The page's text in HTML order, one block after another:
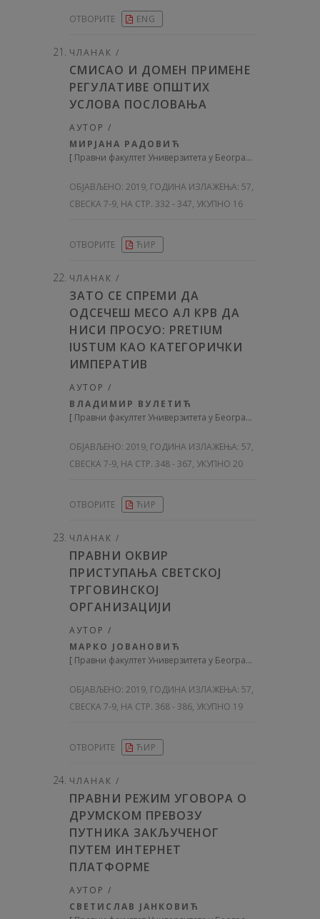
ОТВОРИТЕ ENG
ЧЛАНАК /
СМИСАО И ДОМЕН ПРИМЕНЕ
РЕГУЛАТИВЕ ОПШТИХ
УСЛОВА ПОСЛОВАЊА
АУТОР /
МИРЈАНА РАДОВИЋ
[ Правни факултет Универзитета у Београду
ОБЈАВЉЕНО: 2019, ГОДИНА ИЗЛАЖЕЊА: 57,
СВЕСКА 7-9, НА СТР. 332 - 347, УКУПНО 16
ОТВОРИТЕ ЋИР
ЧЛАНАК /
ЗАТО СЕ СПРЕМИ ДА
ОДСЕЧЕШ МЕСО АЛ КРВ ДА
НИСИ ПРОСУО: PRETIUM
IUSTUM КАО КАТЕГОРИЧКИ
ИМПЕРАТИВ
АУТОР /
ВЛАДИМИР ВУЛЕТИЋ
[ Правни факултет Универзитета у Београду
ОБЈАВЉЕНО: 2019, ГОДИНА ИЗЛАЖЕЊА: 57,
СВЕСКА 7-9, НА СТР. 348 - 367, УКУПНО 20
ОТВОРИТЕ ЋИР
ЧЛАНАК /
ПРАВНИ ОКВИР
ПРИСТУПАЊА СВЕТСКОЈ
ТРГОВИНСКОЈ
ОРГАНИЗАЦИЈИ
АУТОР /
МАРКО ЈОВАНОВИЋ
[ Правни факултет Универзитета у Београду
ОБЈАВЉЕНО: 2019, ГОДИНА ИЗЛАЖЕЊА: 57,
СВЕСКА 7-9, НА СТР. 368 - 386, УКУПНО 19
ОТВОРИТЕ ЋИР
ЧЛАНАК /
ПРАВНИ РЕЖИМ УГОВОРА О
ДРУМСКОМ ПРЕВОЗУ
ПУТНИКА ЗАКЉУЧЕНОГ
ПУТЕМ ИНТЕРНЕТ
ПЛАТФОРМЕ
АУТОР /
СВЕТИСЛАВ ЈАНКОВИЋ